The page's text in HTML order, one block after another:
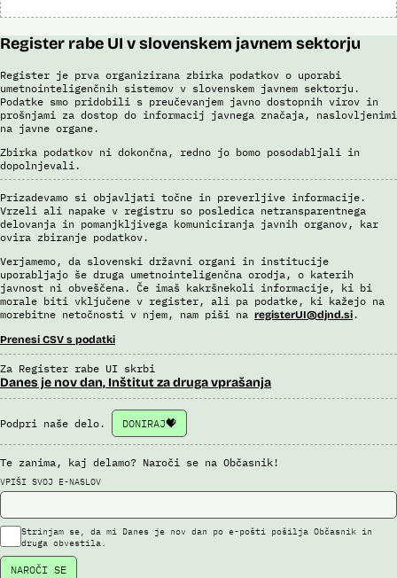
Viri:
Brošura 60 let informacijsko telekomunikacijskega sistema policije
Spletno mesto podjetja Neurotechnology, podstran VeriLook
Poročilo Automating Society report 2020 za Slovenijo
Odgovor na zahtevo za dostop do informacij javnega značaja
Dokument Povabilo k oddaji ponudbe
Register rabe UI v slovenskem javnem sektorju
Register je prva organizirana zbirka podatkov o uporabi
umetnointeligenčnih sistemov v slovenskem javnem sektorju.
Podatke smo pridobili s preučevanjem javno dostopnih virov in
prošnjami za dostop do informacij javnega značaja, naslovljenimi
na javne organe.
Zbirka podatkov ni dokončna, redno jo bomo posodabljali in
dopolnjevali.
Prizadevamo si objavljati točne in preverljive informacije.
Vrzeli ali napake v registru so posledica netransparentnega
delovanja in pomanjkljivega komuniciranja javnih organov, kar
ovira zbiranje podatkov.
Verjamemo, da slovenski državni organi in institucije
uporabljajo še druga umetnointeligenčna orodja, o katerih
javnost ni obveščena. Če imaš kakršnekoli informacije, ki bi
morale biti vključene v register, ali pa podatke, ki kažejo na
morebitne netočnosti v njem, nam piši na registerUI@djnd.si.
Prenesi CSV s podatki
Za Register rabe UI skrbi
Danes je nov dan, Inštitut za druga vprašanja
Podpri naše delo. DONIRAJ
Te zanima, kaj delamo? Naroči se na Občasnik!
VPIŠI SVOJ E-NASLOV
Strinjam se, da mi Danes je nov dan po e-pošti pošilja Občasnik in
druga obvestila.
NAROČI SE